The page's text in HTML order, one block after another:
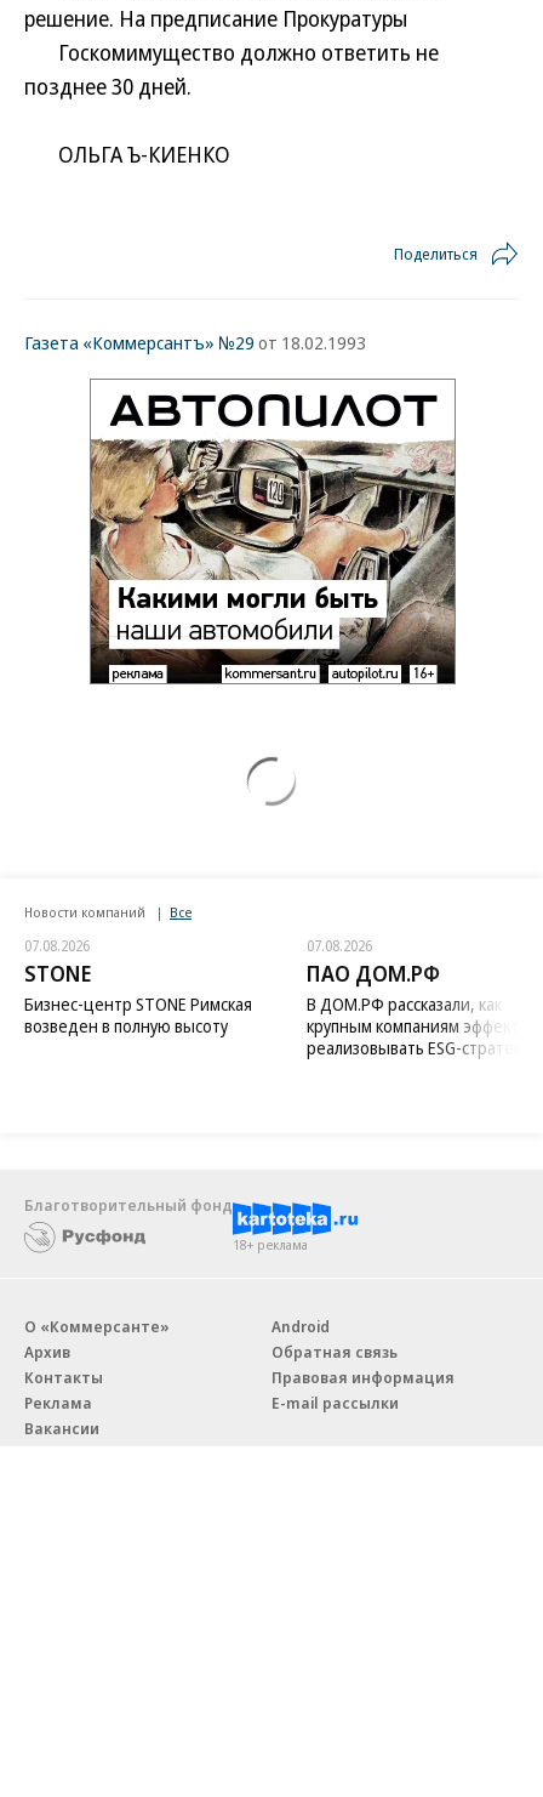
решение. На предписание Прокуратуры
Госкомимущество должно ответить не
позднее 30 дней.
ОЛЬГА Ъ-КИЕНКО
Поделиться
Газета «Коммерсантъ» №29 от 18.02.1993
Новости компаний Все
07.08.2026
STONE
Бизнес-центр STONE Римская
возведен в полную высоту
07.08.2026
ПАО ДОМ.РФ
В ДОМ.РФ рассказали, как
крупным компаниям
реализовывать ESG-стратегию
Благотворительный фонд
18+ реклама
О «Коммерсанте»
Архив
Контакты
Реклама
Вакансии
Android
Обратная связь
Правовая информация
E-mail рассылки